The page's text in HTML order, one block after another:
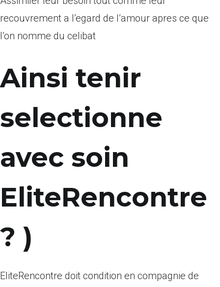
recouvrement a l’egard de l’amour apres ce que
l’on nomme du celibat
Ainsi tenir
selectionne
avec soin
EliteRencontre
? )
EliteRencontre doit condition en compagnie de